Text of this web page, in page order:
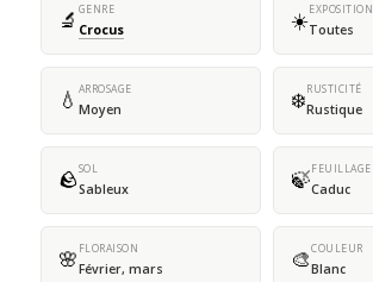
🔬 GENRE
Crocus ☀️EXPOSITION
Toutes
💧 ARROSAGE
Moyen ❄️RUSTICITÉ
Rustique
🪨SOL
Sableux 🍃FEUILLAGE
Caduc
🌸 FLORAISON
Février, mars 🎨COULEUR
Blanc